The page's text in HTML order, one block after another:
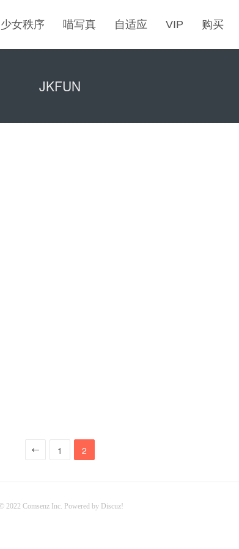
少女秩序 喵写真 自适应 VIP 购买
JKFUN
1 2
2022 Comsenz Inc. Powered by Discuz!